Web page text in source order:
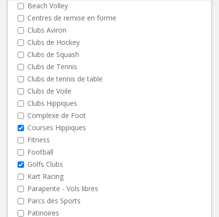
Beach Volley
Centres de remise en forme
Clubs Aviron
Clubs de Hockey
Clubs de Squash
Clubs de Tennis
Clubs de tennis de table
Clubs de Voile
Clubs Hippiques
Complexe de Foot
Courses Hippiques
Fitness
Football
Golfs Clubs
Kart Racing
Parapente - Vols libres
Parcs des Sports
Patinoires